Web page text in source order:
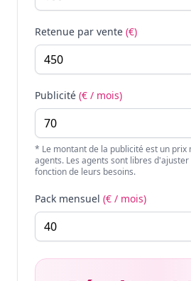
Retenue par vente (€)
Publicité (€ / mois)
* Le montant de la publicité est un prix
agents. Les agents sont libres
fonction de leurs besoins.
Pack mensuel (€ / mois)